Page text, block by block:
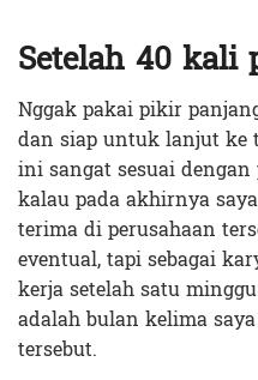
Setelah 40 kali
Nggak pakai pikir
dan siap untuk lanjut ke
ini sangat sesuai
kalau pada akhirnya
terima di perusahaan
eventual, tapi sebagai
kerja setelah satu
adalah bulan kelima
tersebut.